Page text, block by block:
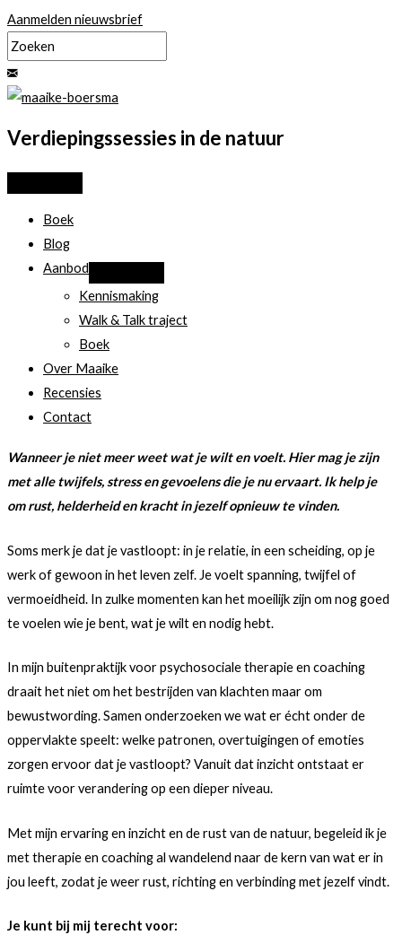
Ga
naar
de
inhoud
Aanmelden nieuwsbrief
Verdiepingssessies in de natuur
Boek
Blog
Aanbod
Kennismaking
Walk & Talk traject
Boek
Over Maaike
Recensies
Contact
Wanneer je niet meer weet wat je wilt en voelt. Hier mag je zijn
met alle twijfels, stress en gevoelens die je nu ervaart. Ik helpje
om rust, helderheid en kracht in jezelf opnieuw te vinden.
Soms merk je dat je vastloopt: in je relatie, in een scheiding, op je
werk of gewoon in het leven zelf. Je voelt spanning, twijfel of
vermoeidheid. In zulke momenten kan het moeilijk zijn om nog goed
te voelen wie je bent, wat je wilt en nodig hebt.
In mijn buitenpraktijk voor psychosociale therapie en coaching
draait het niet om het bestrijden van klachten maar om
bewustwording. Samen onderzoeken we wat er écht onder de
oppervlakte speelt: welke patronen, overtuigingen of emoties
zorgen ervoor dat je vastloopt? Vanuit dat inzicht ontstaat er
ruimte voor verandering op een dieper niveau.
Met mijn ervaring en inzicht en de rust van de natuur, begeleid ik je
met therapie en coaching al wandelend naar de kern van wat er in
jou leeft, zodat je weer rust, richting en verbinding met jezelf vindt.
Je kunt bij mij terecht voor: